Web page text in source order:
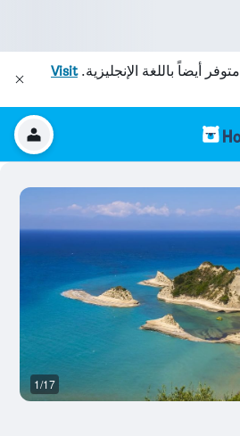
متوفر أيضاً باللغة الإنجليزية.Visit
1/17